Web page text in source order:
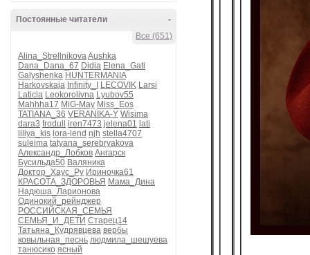
-
Постоянные читатели
Все (651)
Alina_StrellnikovaAushka
Dana_Dana_67 Didia Elena_Gati
Galyshenka HUNTERMANIA
Harkovskaja Infinity_I LECOVIK Larsi
Laticia Leokorolivna Lyubov55
Mahhha17 MiG-May Miss_Eos
TATIANA_36 VERANIKA-Y Wisima
dara3 frodull iren7473 jelena01 lati
liliya_kis lora-lend njh stella4707
suleima tatyana_serebryakova
Александр_Лобков Ангарск
Бусильда50 Валяника
Доктор_Хаус_Ру Ириночка61
КРАСОТА_ЗДОРОВЬЯ Мама_Дина
Надюша_Ларионова
Одинокий_рейнджер
РОССИЙСКАЯ_СЕМЬЯ
СЕМЬЯ_И_ДЕТИ Старец14
Татьяна_Кудрявцева вербы
ковыльная_песнь людмила_шешуева
танюсико ясный